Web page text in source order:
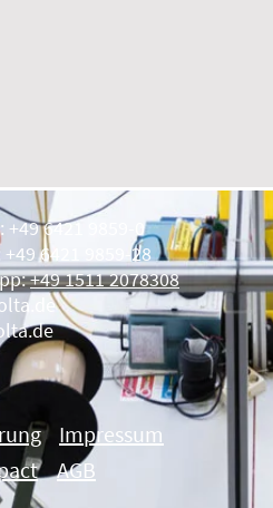
+49 6421 9859-0
6421 9859-28
+49 1511 2078308
Impressum
AGB